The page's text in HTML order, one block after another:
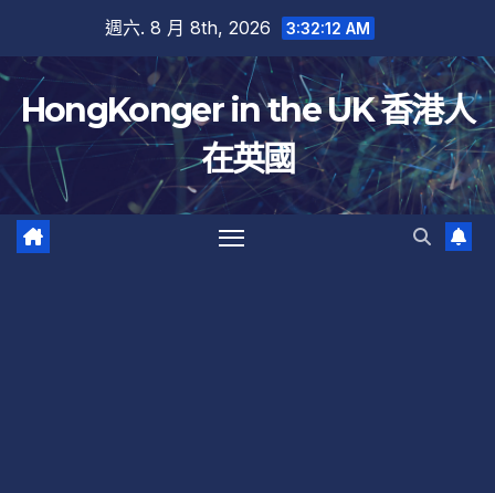
內
容
週六. 8 月 8th, 2026 3:32:13 AM
HongKonger in the UK 香港人
在英國